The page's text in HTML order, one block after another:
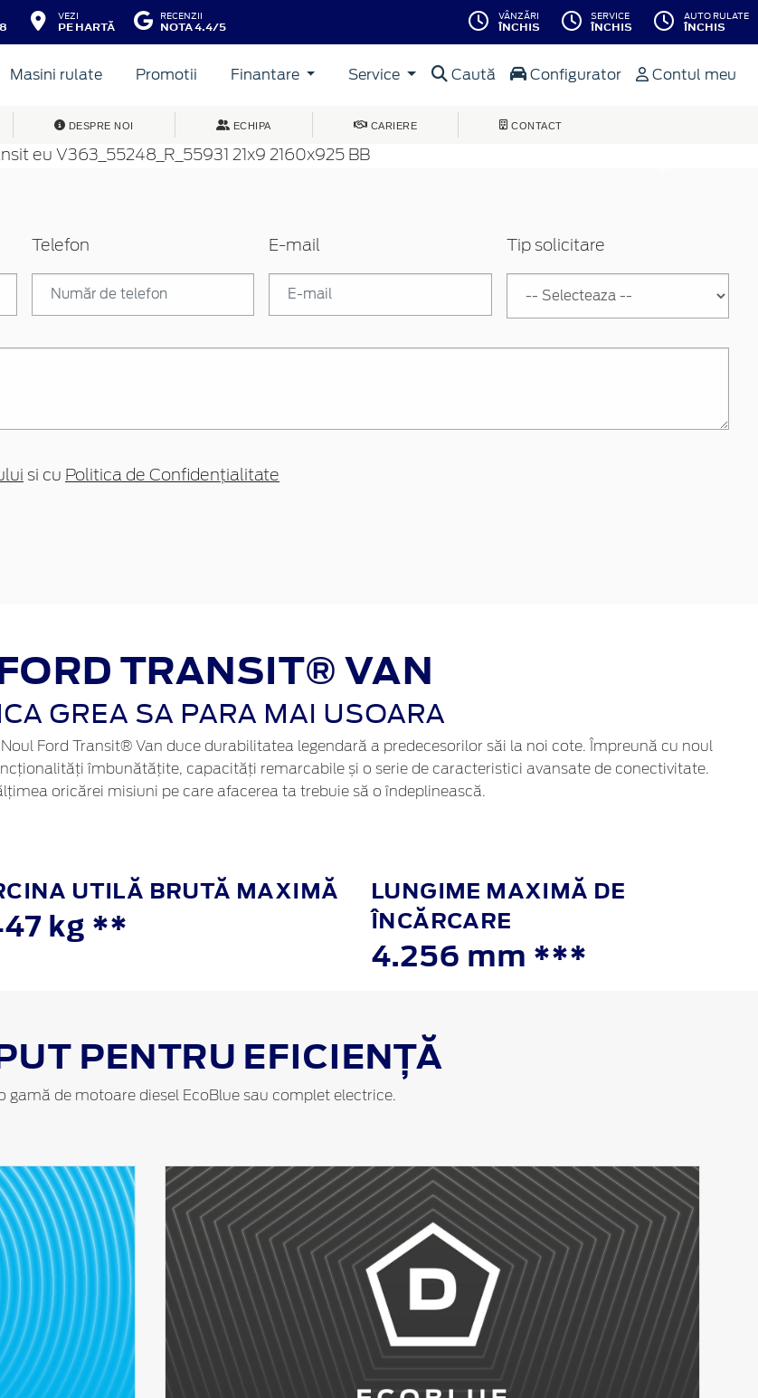
VEZI
PE HARTĂ
RECENZII
NOTA 4.4/5
VÂNZĂRI
ÎNCHIS
SERVICE
ÎNCHIS
AUTO RULATE
ÎNCHIS
Masini rulate Promotii Finantare Service Caută Configurator Contul meu
DESPRE NOI ECHIPA CARIERE CONTACT
Telefon E-mail Tip solicitare
si cu Politica de Confidențialitate
TRANSIT® VAN
GREA SA PARA MAI USOARA
Ford Transit® Van duce durabilitatea legendară a predecesorilor săi la noi cote. Împreună cu noul
îmbunătățite, capacități remarcabile și o serie de caracteristici avansate de conectivitate.
oricărei misiuni pe care afacerea ta trebuie să o îndeplinească.
UTILĂ BRUTĂ MAXIMĂ
kg **
LUNGIME MAXIMĂ DE
ÎNCĂRCARE
4.256 mm ***
PENTRU EFICIENȚĂ
gamă de motoare diesel EcoBlue sau complet electrice.